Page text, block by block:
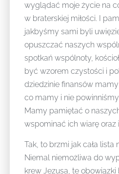
wyglądać moje życie na
w braterskiej miłości. I
jakbyśmy sami byli
opuszczać naszych
spotkań wspólnoty,
być wzorem czystości i
dziedzinie finansów
co mamy i nie
Mamy pamiętać o
wspominać ich wiarę oraz
Tak, to brzmi jak cała lista
Niemal niemożliwa do
krew Jezusa, te